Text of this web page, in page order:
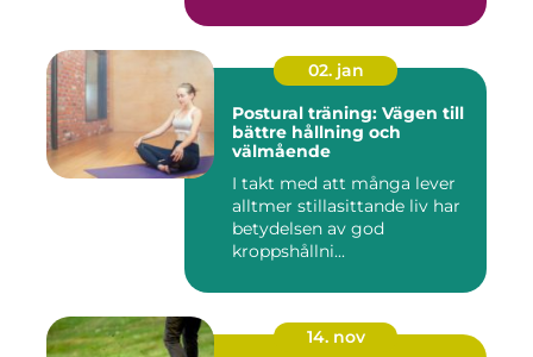
02. jan
Postural träning: Vägen till
bättre hållning och
välmående
I takt med att många lever
alltmer stillasittande liv har
betydelsen av god
kroppshållni...
14. nov